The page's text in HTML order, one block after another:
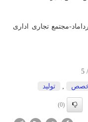
مجتمع تجاری اداری
/
5
تولید
(0)